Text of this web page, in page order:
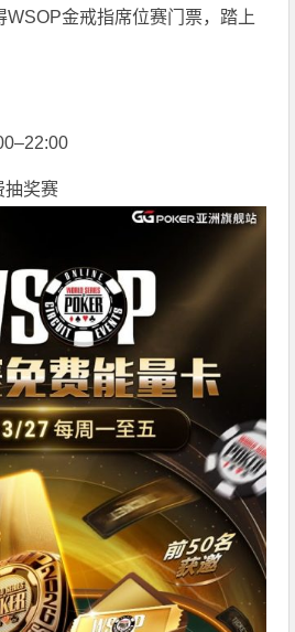
WSOP金戒指席位赛门票，踏上
抽奖赛